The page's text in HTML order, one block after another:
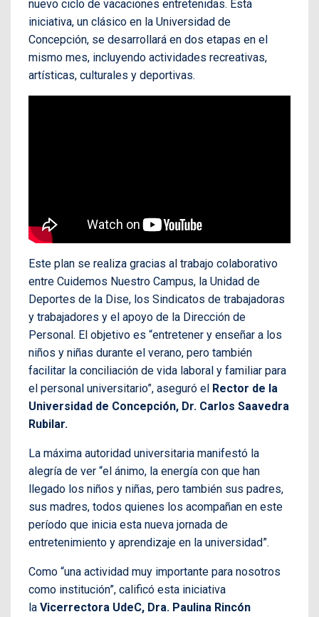
nuevo ciclo de vacaciones entretenidas. Esta
iniciativa, un clásico en la Universidad de
Concepción, se desarrollará en dos etapas en el
mismo mes, incluyendo actividades recreativas,
artísticas, culturales y deportivas.
Este plan se realiza gracias al trabajo colaborativo
entre Cuidemos Nuestro Campus, la Unidad de
Deportes de la Dise, los Sindicatos de trabajadoras
y trabajadores y el apoyo de la Dirección de
Personal. El objetivo es “entretener y enseñar a los
niños y niñas durante el verano, pero también
facilitar la conciliación de vida laboral y familiar para
el personal universitario”, aseguró el Rector de la
Universidad de Concepción, Dr. Carlos Saavedra
Rubilar.
La máxima autoridad universitaria manifestó la
alegría de ver “el ánimo, la energía con que han
llegado los niños y niñas, pero también sus padres,
sus madres, todos quienes los acompañan en este
período que inicia esta nueva jornada de
entretenimiento y aprendizaje en la universidad”.
Como “una actividad muy importante para nosotros
como institución”, calificó esta iniciativa
la Vicerrectora UdeC, Dra. Paulina Rincón